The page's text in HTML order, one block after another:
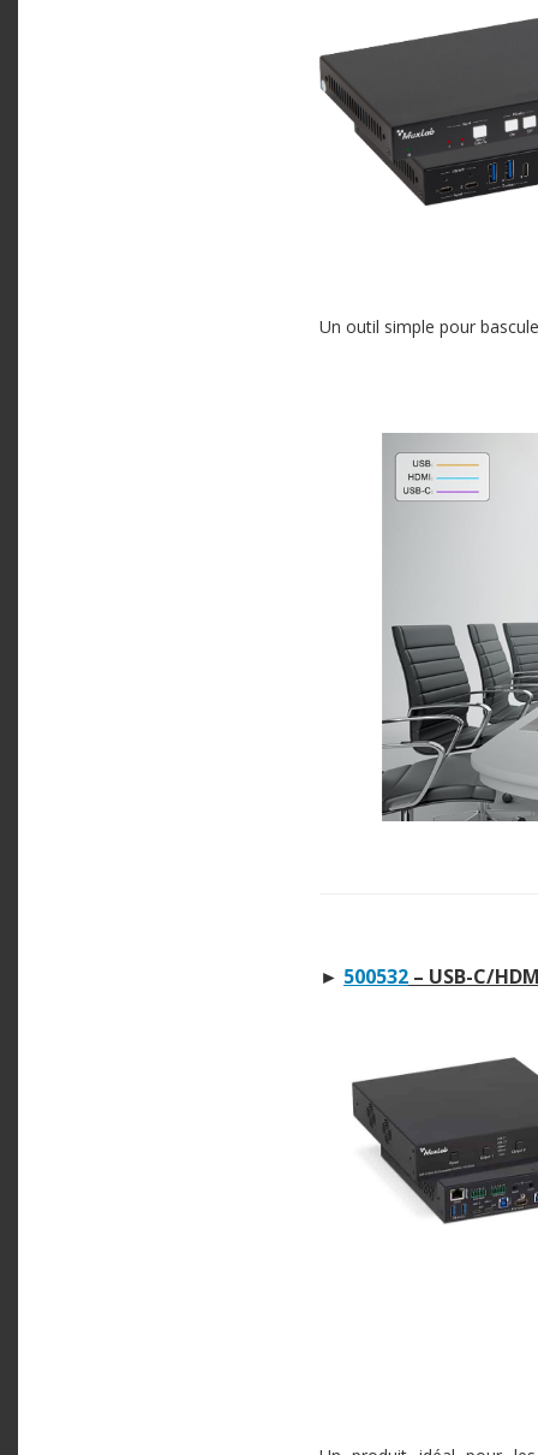
Un outil simple pour
► 500532 – USB-C/